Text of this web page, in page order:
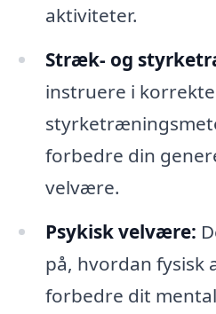
aktiviteter.
Stræk- og
instruere i
forbedre din
velvære.
Psykisk velvære:
på, hvordan fysisk
forbedre dit